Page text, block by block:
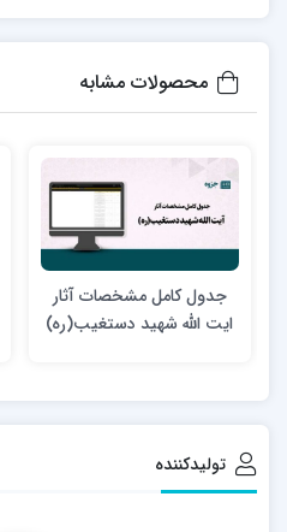
محصولات مشابه
جدول کامل مشخصات آثار
ایت الله شهید دستغیب(ره)
تولیدکننده